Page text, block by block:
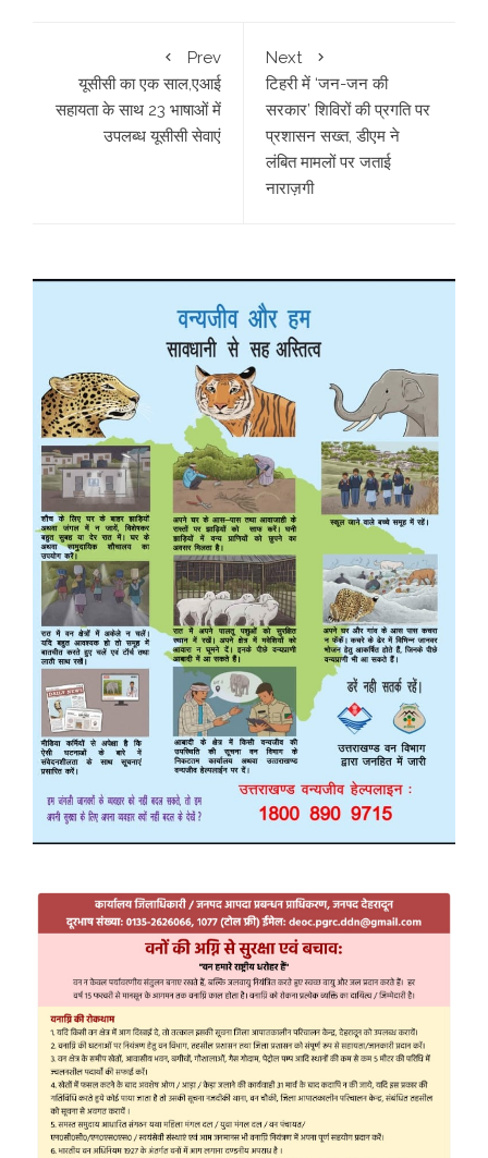
Prev
यूसीसी का एक साल,एआई
सहायता के साथ 23 भाषाओं में
उपलब्ध यूसीसी सेवाएं
Next
टिहरी में ‘जन-जन की
सरकार’ शिविरों की प्रगति पर
प्रशासन सख्त, डीएम ने
लंबित मामलों पर जताई
नाराज़गी